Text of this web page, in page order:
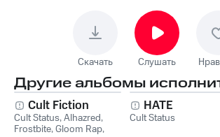
Скачать Слушать
Другие альбомы
Cult Fiction
Cult Status,Alhazred,
Frostbite,Gloom Rap,
HATE
Cult Status